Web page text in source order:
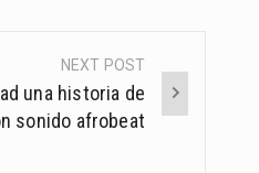
NEXT POST
una historia de
sonido afrobeat